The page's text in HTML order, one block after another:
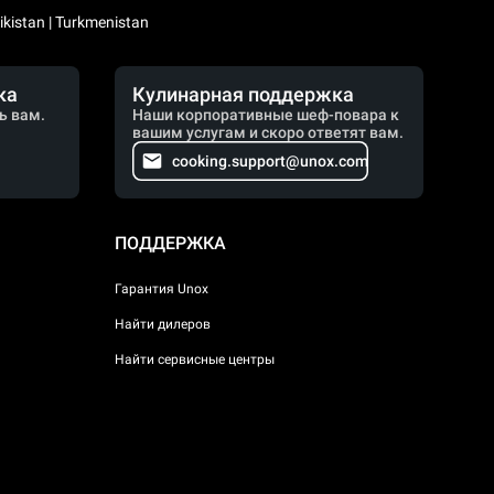
| Turkmenistan
вам.
Кулинарная поддержка
Наши корпоративные шеф-повара к
вашим услугам и скоро ответят вам.
cooking.support@unox.com
ПОДДЕРЖКА
Гарантия Unox
Найти дилеров
Найти сервисные центры